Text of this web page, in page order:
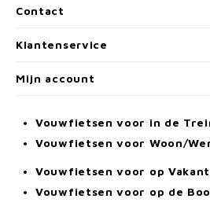
Contact
Klantenservice
Mijn account
Vouwfietsen voor in de
Vouwfietsen voor Woon/
Vouwfietsen voor op
Vouwfietsen voor op de